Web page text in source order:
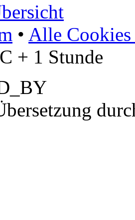
• Alle Cookies
+ 1 Stunde